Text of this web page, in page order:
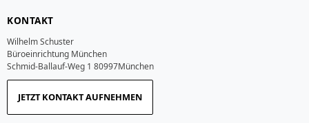
KONTAKT
Wilhelm Schuster
Büroeinrichtung München
Schmid-Ballauf-Weg 1 80997München
JETZT KONTAKT AUFNEHMEN